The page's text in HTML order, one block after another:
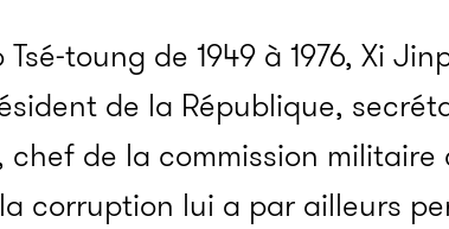
toung de 1949 à 1976, Xi
de la République,
chef de la commission
corruption lui a par ailleurs